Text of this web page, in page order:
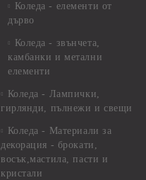
Коледа - елементи от
дърво
Коледа - звънчета,
камбанки и метални
елементи
Коледа - Лампички,
гирлянди, пълнежи и свещи
Коледа - Материали за
декорация - брокати,
восък,мастила, пасти и
кристали